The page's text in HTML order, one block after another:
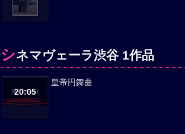
シネマヴェーラ渋谷 1作品
20:05
皇帝円舞曲